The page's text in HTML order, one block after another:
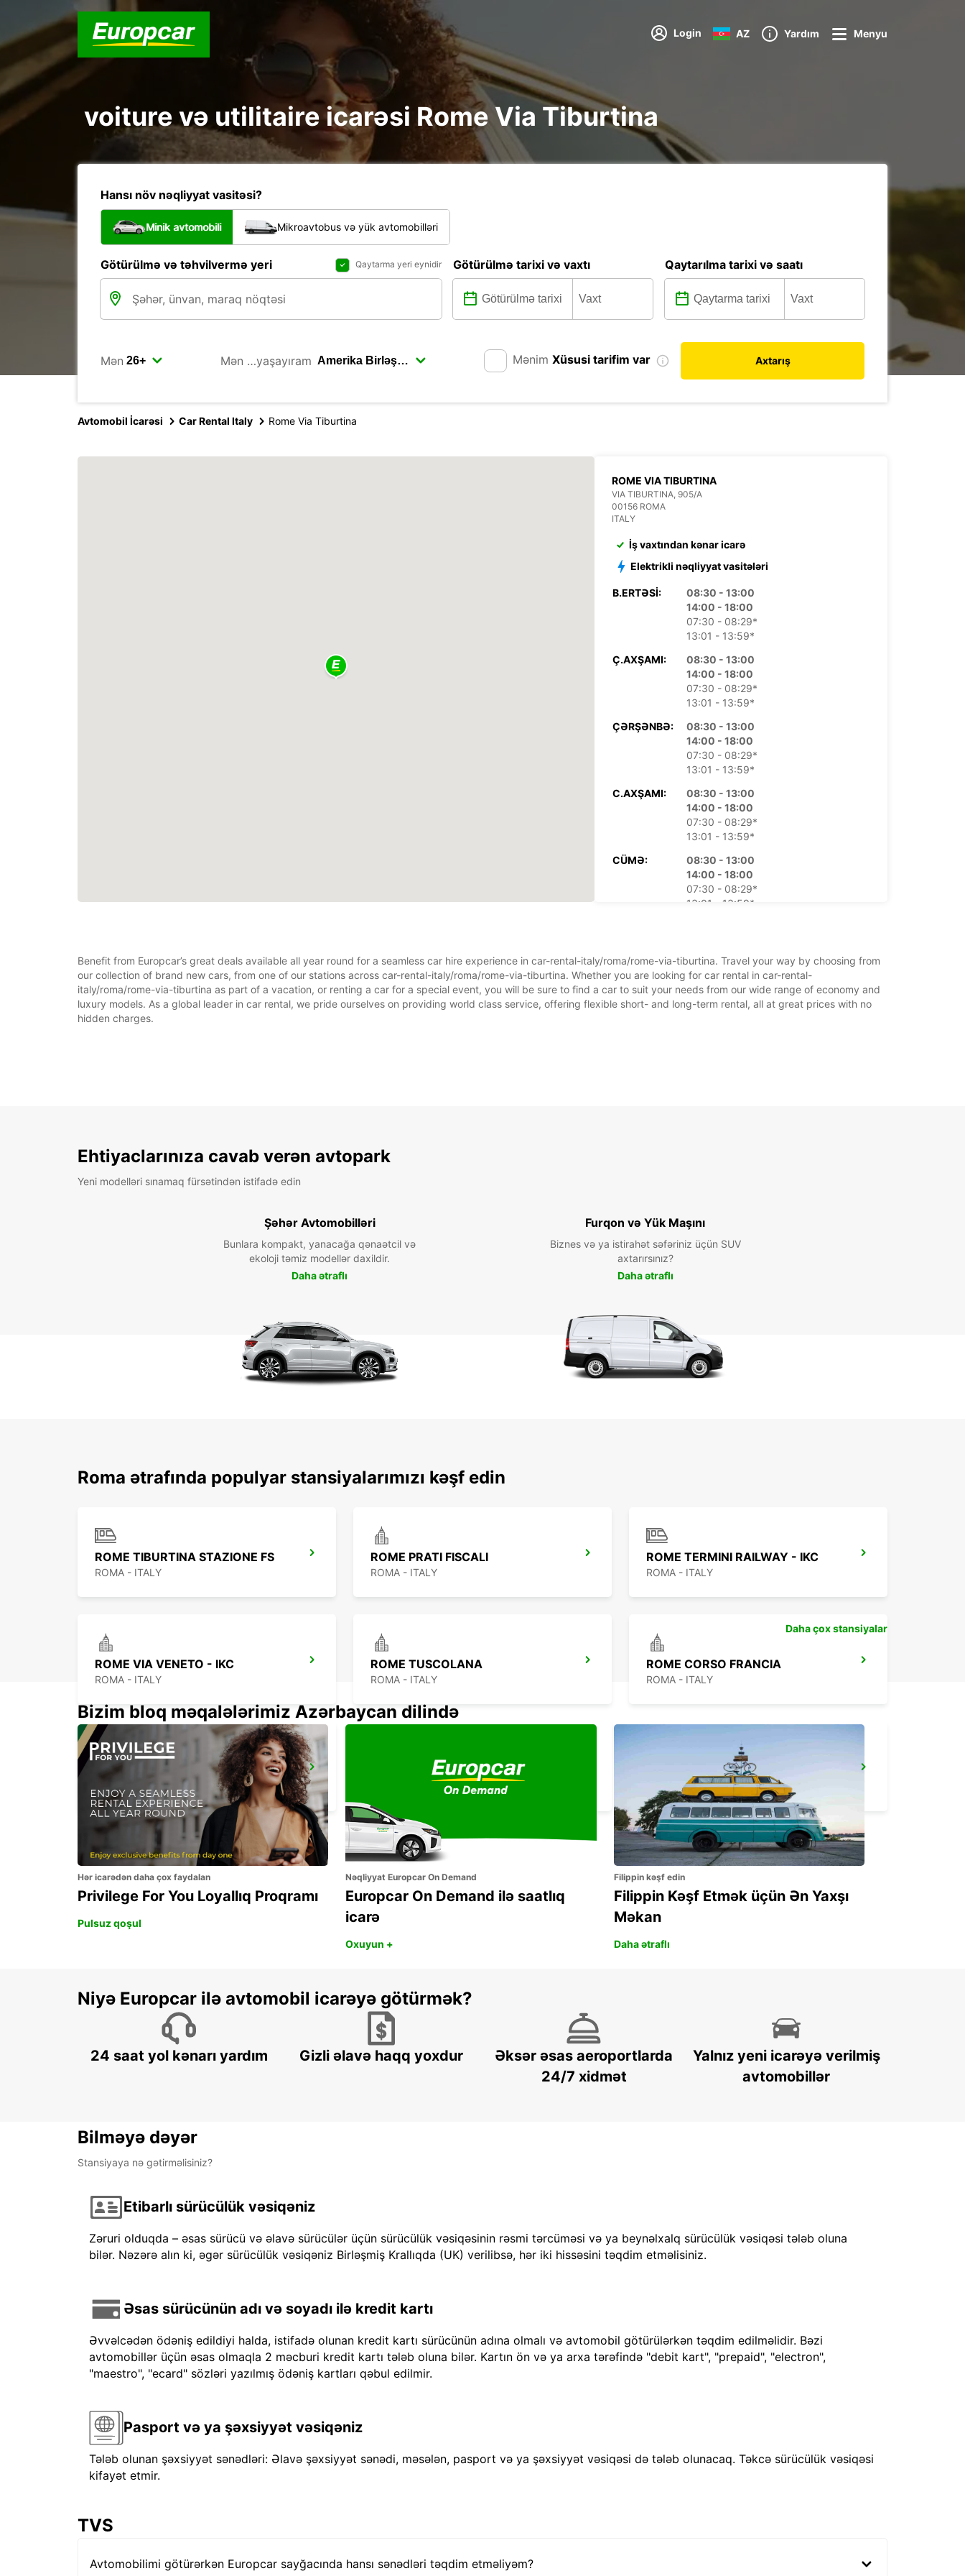
Login AZ Yardım Menyu
voiture və utilitaire icarəsi Rome Via Tiburtina
Hansı növ nəqliyyat vasitəsi?
Minik avtomobili Mikroavtobus və yük avtomobilləri
Götürülmə və təhvilvermə yeri Qaytarma yeri eynidir Götürülmə tarixi və vaxtı Qaytarılma tarixi və saatı
Mən Mən …yaşayıram Mənim Xüsusi tarifim var Axtarış
Avtomobil İcarəsi Car Rental Italy Rome Via Tiburtina
ROME VIA TIBURTINA
VIA TIBURTINA, 905/A
00156 ROMA
ITALY
İş vaxtından kənar icarə
Elektrikli nəqliyyat vasitələri
B.ERTƏSI:
08:30 - 13:00
14:00 - 18:00
07:30 - 08:29*
13:01 - 13:59*
Ç.AXŞAMI:
08:30 - 13:00
14:00 - 18:00
07:30 - 08:29*
13:01 - 13:59*
ÇƏRŞƏNBƏ:
08:30 - 13:00
14:00 - 18:00
07:30 - 08:29*
13:01 - 13:59*
C.AXŞAMI:
08:30 - 13:00
14:00 - 18:00
07:30 - 08:29*
13:01 - 13:59*
CÜMƏ:
08:30 - 13:00
14:00 - 18:00
07:30 - 08:29*
13:01 - 13:59*
BAZAR:
Bağlıdır
* Əlavə ödənişlər ilə.
Bu iş saatları rəsmi tatillərə görə dəyişə bilər.
Benefit from Europcar’s great deals available all year round for a seamless car hire experience in car-rental-italy/roma/rome-via-tiburtina. Travel your way by choosing from
our collection of brand new cars, from one of our stations across car-rental-italy/roma/rome-via-tiburtina. Whether you are looking for car rental in car-rental-
italy/roma/rome-via-tiburtina as part of a vacation, or renting a car for a special event, you will be sure to find a car to suit your needs from our wide range of economy and
luxury models. As a global leader in car rental, we pride ourselves on providing world class service, offering flexible short- and long-term rental, all at great prices with no
hidden charges.
Ehtiyaclarınıza cavab verən avtopark
Yeni modelləri sınamaq fürsətindən istifadə edin
Şəhər Avtomobilləri
Bunlara kompakt, yanacağa qənaətcil və
ekoloji təmiz modellər daxildir.
Daha ətraflı
Furqon və Yük Maşını
Biznes və ya istirahət səfəriniz üçün SUV
axtarırsınız?
Daha ətraflı
Roma ətrafında populyar stansiyalarımızı kəşf edin
ROME TIBURTINA STAZIONE FS
ROMA - ITALY
ROME PRATI FISCALI
ROMA - ITALY
ROME TERMINI RAILWAY - IKC
ROMA - ITALY
ROME VIA VENETO - IKC
ROMA - ITALY
ROME TUSCOLANA
ROMA - ITALY
ROME CORSO FRANCIA
ROMA - ITALY
ROME VATICAN STATE - IKC
ROMA - ITALY
ROME EUR
ROMA - ITALY
Daha çox stansiyalar
Bizim bloq məqalələrimiz Azərbaycan dilində
Hər icarədən daha çox faydalan
Privilege For You Loyallıq Proqramı
Pulsuz qoşul
Nəqliyyat Europcar On Demand
Europcar On Demand ilə saatlıq
icarə
Oxuyun +
Filippin kəşf edin
Filippin Kəşf Etmək üçün Ən Yaxşı
Məkan
Daha ətraflı
Niyə Europcar ilə avtomobil icarəyə götürmək?
24 saat yol kənarı yardım Gizli əlavə haqq yoxdur
Əksər əsas aeroportlarda
24/7 xidmət
Yalnız yeni icarəyə verilmiş
avtomobillər
Bilməyə dəyər
Stansiyaya nə gətirməlisiniz?
Etibarlı sürücülük vəsiqəniz
Zəruri olduqda – əsas sürücü və əlavə sürücülər üçün sürücülük vəsiqəsinin rəsmi tərcüməsi və ya beynəlxalq sürücülük vəsiqəsi tələb oluna
bilər. Nəzərə alın ki, əgər sürücülük vəsiqəniz Birləşmiş Krallıqda (UK) verilibsə, hər iki hissəsini təqdim etməlisiniz.
Əsas sürücünün adı və soyadı ilə kredit kartı
Əvvəlcədən ödəniş edildiyi halda, istifadə olunan kredit kartı sürücünün adına olmalı və avtomobil götürülərkən təqdim edilməlidir. Bəzi
avtomobillər üçün əsas olmaqla 2 məcburi kredit kartı tələb oluna bilər. Kartın ön və ya arxa tərəfində "debit kart", "prepaid", "electron",
"maestro", "ecard" sözləri yazılmış ödəniş kartları qəbul edilmir.
Pasport və ya şəxsiyyət vəsiqəniz
Tələb olunan şəxsiyyət sənədləri: Əlavə şəxsiyyət sənədi, məsələn, pasport və ya şəxsiyyət vəsiqəsi də tələb olunacaq. Təkcə sürücülük vəsiqəsi
kifayət etmir.
TVS
Avtomobilimi götürərkən Europcar sayğacında hansı sənədləri təqdim etməliyəm?